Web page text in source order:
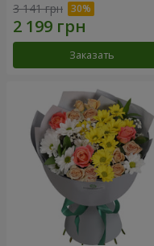
3 141 грн
Заказать